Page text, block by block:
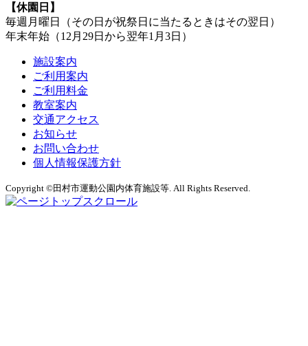
【休園日】
毎週月曜日（その日が祝祭日に当たるときはその翌日）
年末年始（12月29日から翌年1月3日）
施設案内
ご利用案内
ご利用料金
教室案内
交通アクセス
お知らせ
お問い合わせ
個人情報保護方針
Copyright ©田村市運動公園内体育施設等. All Rights Reserved.